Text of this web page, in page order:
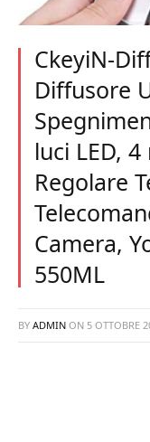
CkeyiN-
Diffusore
luci LED,
Regolare
Camera,
550ML
BY ADMIN ON 5 OTTOBRE